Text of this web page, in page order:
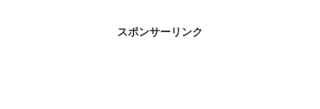
スポンサーリンク